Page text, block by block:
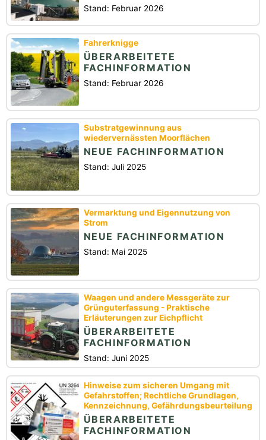
Stand: Februar 2026
Fahrerknigge
ÜBERARBEITETE
FACHINFORMATION
Stand: Februar 2026
Substratgewinnung aus
wiedervernässten Moorflächen
NEUE FACHINFORMATION
Stand: Juli 2025
Vermarktung und Eigennutzung von
Strom
NEUE FACHINFORMATION
Stand: Mai 2025
Waagen und andere Messgeräte zur
Grünguterfassung - Praktische
Erläuterungen zur Eichpflicht
ÜBERARBEITETE
FACHINFORMATION
Stand: Juni 2025
Hinweise zum sicheren Umgang mit
Gefahrstoffen; Rechtliche Grundlagen,
Kennzeichnung, Gefährdungsbeurteilung
ÜBERARBEITETE
FACHINFORMATION